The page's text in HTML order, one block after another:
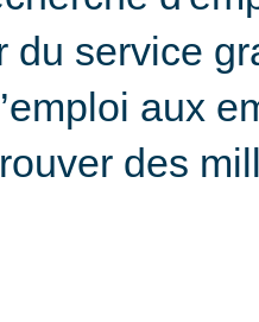
du service
aux
des